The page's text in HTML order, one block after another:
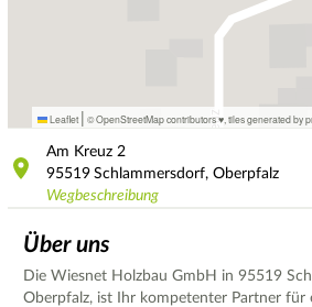
Leaflet | © OpenStreetMap contributors ♥, tiles generated by
Am Kreuz 2
95519 Schlammersdorf, Oberpfalz
Wegbeschreibung
Über uns
Die Wiesnet Holzbau GmbH in 95519
Oberpfalz, ist Ihr kompetenter Partner für